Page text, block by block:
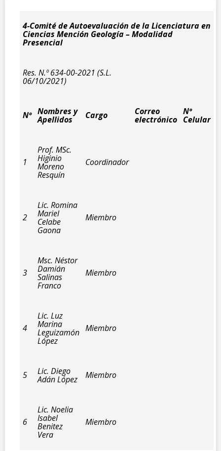
4-Comité de Autoevaluación de la Licenciatura en
Ciencias Mención Geología – Modalidad
Presencial
Res. N.º 634-00-2021 (S.L.
06/10/2021)
Nº Nombres y
Apellidos Cargo Correo
electrónico
Nº
Celular
1
Prof. MSc.
Higinio
Moreno
Resquín
Coordinador
2
Lic. Romina
Mariel
Celabe
Gaona
Miembro
3
Msc. Néstor
Damián
Salinas
Franco
Miembro
4
Lic. Luz
Marina
Leguizamón
López
Miembro
5 Lic. Diego
Adán López Miembro
6
Lic. Noelia
Isabel
Benitez
Vera
Miembro